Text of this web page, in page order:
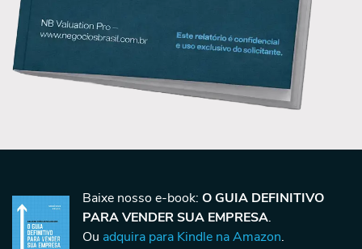
Baixe nosso e-book: O GUIA DEFINITIVO
PARA VENDER SUA EMPRESA.
Ou adquira para Kindle na Amazon.